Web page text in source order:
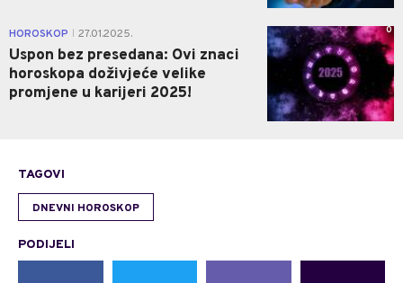
HOROSKOP 27.01.2025.
Uspon bez presedana: Ovi znaci
horoskopa doživjeće velike
promjene u karijeri 2025!
0
TAGOVI
DNEVNI HOROSKOP
PODIJELI